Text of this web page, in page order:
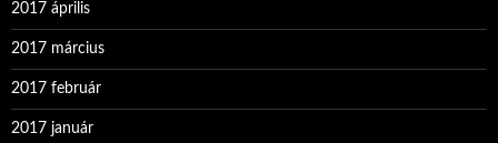
2017 április
2017 március
2017 február
2017 január